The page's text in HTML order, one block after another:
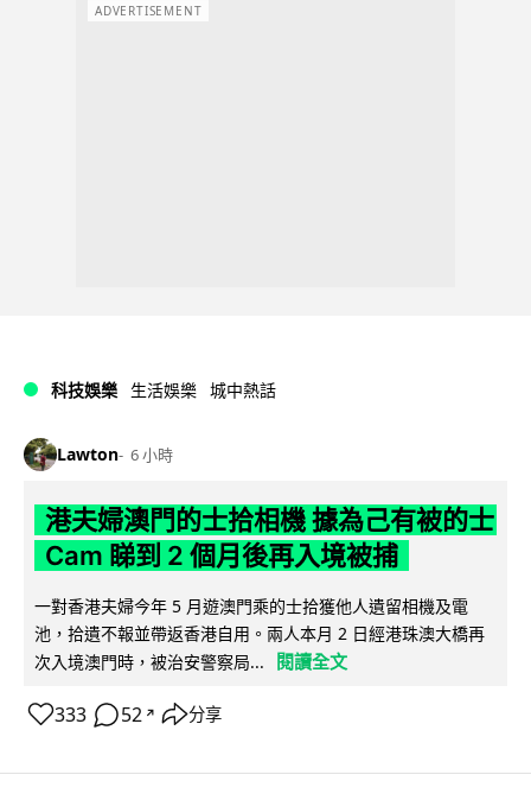
ADVERTISEMENT
科技娛樂 生活娛樂 城中熱話
Lawton 6 小時
港夫婦澳門的士拾相機 據為己有被的士
Cam 睇到 2 個月後再入境被捕
一對香港夫婦今年 5 月遊澳門乘的士拾獲他人遺留相機及電
池，拾遺不報並帶返香港自用。兩人本月 2 日經港珠澳大橋再
次入境澳門時，被治安警察局...
閱讀全文
333 52 ↗ 分享